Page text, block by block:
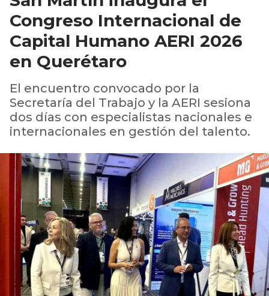
Congreso Internacional de
Capital Humano AERI 2026
en Querétaro
El encuentro convocado por la
Secretaría del Trabajo y la AERI sesiona
dos días con especialistas nacionales e
internacionales en gestión del talento.